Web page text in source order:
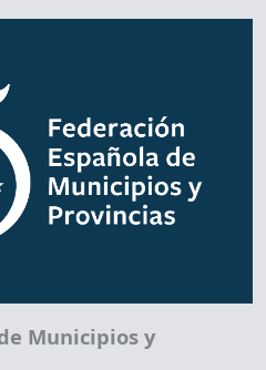
Municipios y